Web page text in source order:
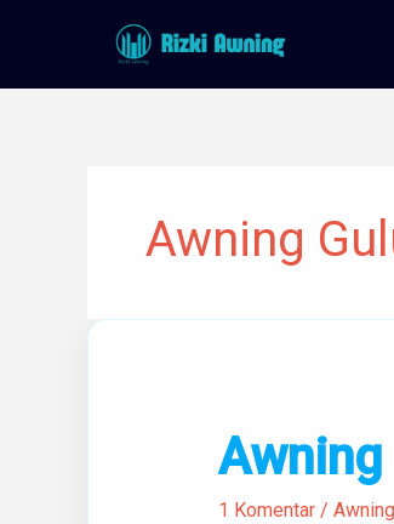
Awning
1 Komentar / Awning
Awning
Gulung
Terbaik